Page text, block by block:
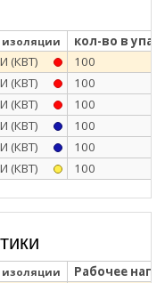
изоляции кол-во в
(КВТ) 100
(КВТ) 100
(КВТ) 100
(КВТ) 100
(КВТ) 100
(КВТ) 100
изоляции Рабочее